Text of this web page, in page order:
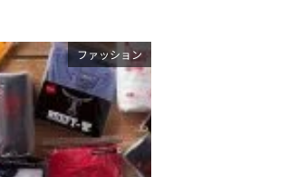
ファッション